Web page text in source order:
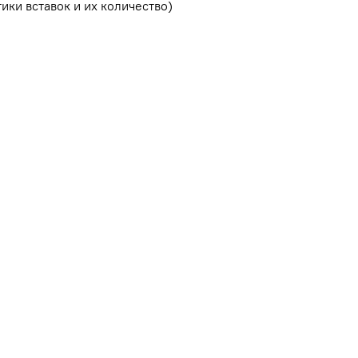
вставок и их количество)